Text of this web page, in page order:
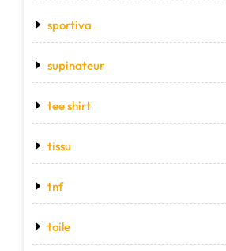
sportiva
supinateur
tee shirt
tissu
tnf
toile